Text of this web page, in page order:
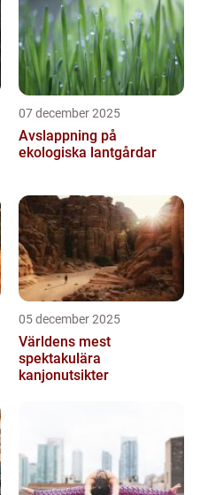
07 december 2025
Avslappning på
ekologiska lantgårdar
05 december 2025
Världens mest
spektakulära
kanjonutsikter